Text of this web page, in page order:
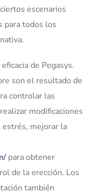
escenarios
para todos los
de Pegasys.
son el resultado de
controlar las
modificaciones
mejorar la
para obtener
de la erección. Los
también